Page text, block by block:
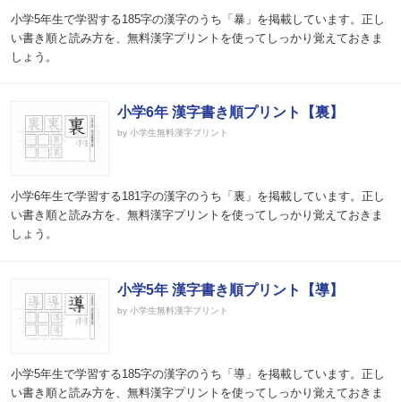
小学5年生で学習する185字の漢字のうち「暴」を掲載しています。正し
い書き順と読み方を、無料漢字プリントを使ってしっかり覚えておきま
しょう。
小学6年 漢字書き順プリント【裏】
by 小学生無料漢字プリント
小学6年生で学習する181字の漢字のうち「裏」を掲載しています。正し
い書き順と読み方を、無料漢字プリントを使ってしっかり覚えておきま
しょう。
小学5年 漢字書き順プリント【導】
by 小学生無料漢字プリント
小学5年生で学習する185字の漢字のうち「導」を掲載しています。正し
い書き順と読み方を、無料漢字プリントを使ってしっかり覚えておきま